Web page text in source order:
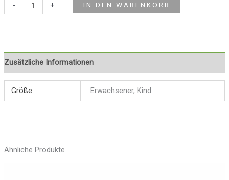
- + IN DEN WARENKORB
Zusätzliche Informationen
Größe Erwachsener, Kind
Ähnliche Produkte